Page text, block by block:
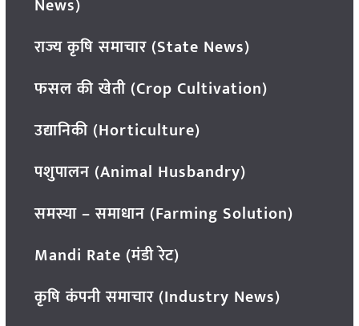
News)
राज्य कृषि समाचार (State News)
फसल की खेती (Crop Cultivation)
उद्यानिकी (Horticulture)
पशुपालन (Animal Husbandry)
समस्या – समाधान (Farming Solution)
Mandi Rate (मंडी रेट)
कृषि कंपनी समाचार (Industry News)